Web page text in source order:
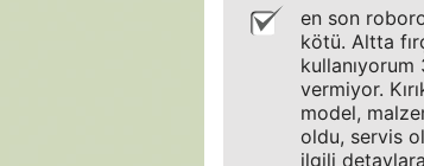
en son
kötü. Altta
kullanıyorum
vermiyor.
model,
oldu, servis
ilgili